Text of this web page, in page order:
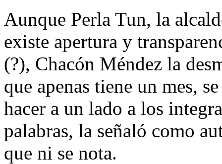
Aunque Perla Tun, la
existe apertura y
(?), Chacón Méndez la
que apenas tiene un mes,
hacer a un lado a los
palabras, la señaló como
que ni se nota.